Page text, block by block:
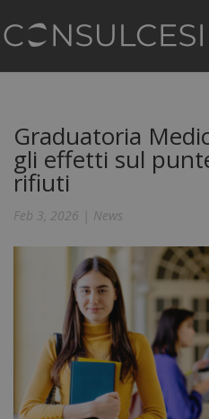
Graduatoria
gli effetti sul
rifiuti
Feb 3, 2026 News